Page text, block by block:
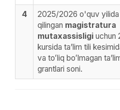
4
2025/2026 o'quv yilida
qilingan magistratura
mutaxassisligi uchun
kursida taʼlim tili
va toʻliq boʻlmagan
grantlari soni.